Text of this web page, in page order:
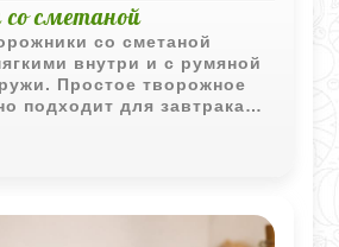
сметаной
со сметаной
внутри и с румяной
Простое творожное
подходит для завтрака